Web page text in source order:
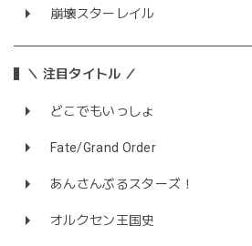
崩壊スターレイル
＼ 注目タイトル ／
どこでもいっしょ
Fate/Grand Order
あんさんぶるスターズ！
オルクセン王国史